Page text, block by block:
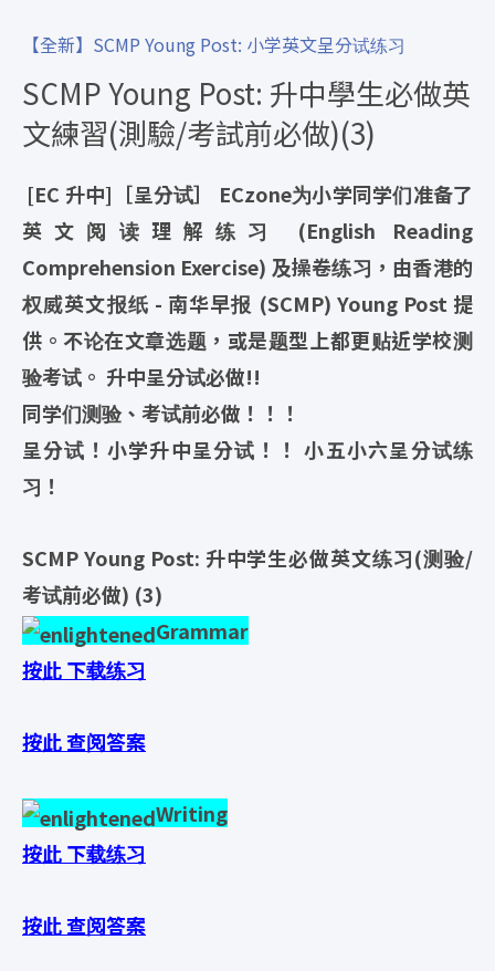
【全新】SCMP Young Post: 小学英文呈分试练习
SCMP Young Post: 升中學生必做英
文練習(測驗/考試前必做)(3)
[EC 升中]［呈分试］ ECzone为小学同学们准备了
英文阅读理解练习 (English Reading
Comprehension Exercise) 及操卷练习，由香港的
权威英文报纸 - 南华早报 (SCMP) Young Post 提
供。不论在文章选题，或是题型上都更贴近学校测
验考试。 升中呈分试必做!!
同学们测验、考试前必做！！！
呈分试！小学升中呈分试！！ 小五小六呈分试练
习！
SCMP Young Post: 升中学生必做英文练习(测验/
考试前必做) (3)
Grammar
按此下载练习
按此查阅答案
Writing
按此下载练习
按此查阅答案